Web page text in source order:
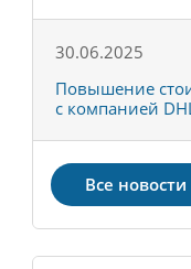
30.06.2025
Повышение
с компанией
Все новости